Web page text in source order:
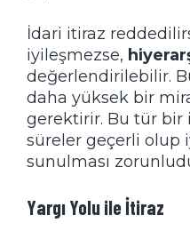
İdari itiraz
iyileşmezse,
değerlendirilebilir.
daha yüksek bir
gerektirir. Bu tür bir
süreler geçerli olup
sunulması
Yargı Yolu ile İtiraz